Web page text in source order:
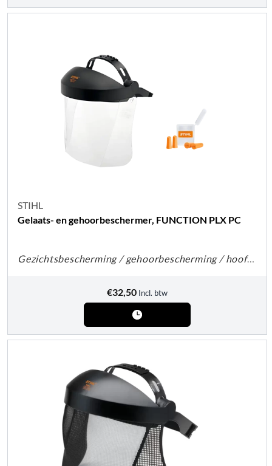
STIHL
Gelaats- en gehoorbeschermer, FUNCTION PLX PC
Gezichtsbescherming / gehoorbescherming / hoofdbescherming
€32,50 Incl. btw